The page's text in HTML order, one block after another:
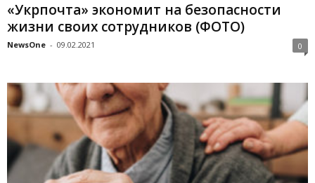
«Укрпочта» экономит на безопасности
жизни своих сотрудников (ФОТО)
NewsOne - 09.02.2021 0